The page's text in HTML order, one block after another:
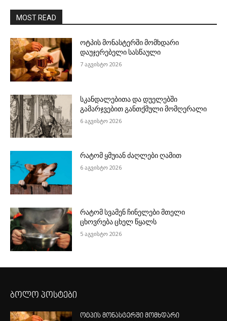
MOST READ
ოტპის მონასტერში მომხდარი
დაუჯერებელი სასწაული
7 აგვისტო 2026
სკანდალებითა და დუელებში
გამარჯვებით განთქმული მომღერალი
6 აგვისტო 2026
რატომ ყმუიან ძაღლები ღამით
6 აგვისტო 2026
რატომ სვამენ ჩინელები მთელი
ცხოვრება ცხელ წყალს
5 აგვისტო 2026
ბოლო პოსტები
ოტპის მონასტერში მომხდარი